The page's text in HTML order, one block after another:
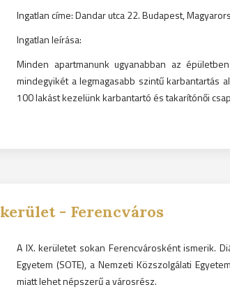
Ingatlan címe: Dandar utca 22. Budapest,
Ingatlan leírása:
Minden apartmanunk ugyanabban az
mindegyikét a legmagasabb szintű karbantartás
100 lakást kezelünk karbantartó és takarítónői
kerület - Ferencváros
A IX. kerületet sokan Ferencvárosként ismerik.
Egyetem (SOTE), a Nemzeti Közszolgálati
miatt lehet népszerű a városrész.